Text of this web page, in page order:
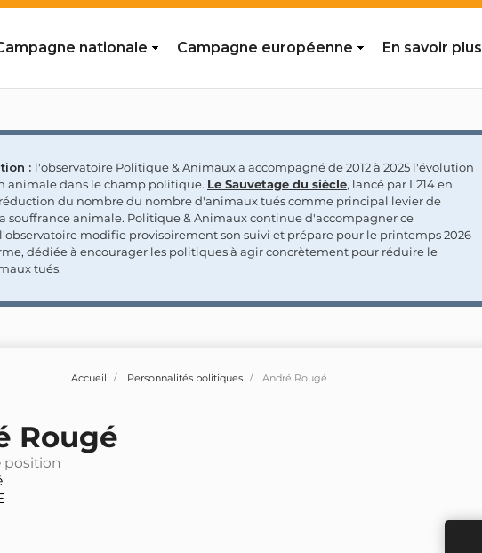
nationale Campagne européenne En savoir plus
: l'observatoire Politique & Animaux a accompagné de 2012 à 2025 l'évolution
animale dans le champ politique. Le Sauvetage du siècle, lancé par L214 en
réduction du nombre du nombre d'animaux tués comme principal levier de
souffrance animale. Politique & Animaux continue d'accompagner ce
modifie provisoirement son suivi et prépare pour le printemps 2026
dédiée à encourager les politiques à agir concrètement pour réduire le
tués.
Accueil Personnalités politiques André Rougé
Rougé
position